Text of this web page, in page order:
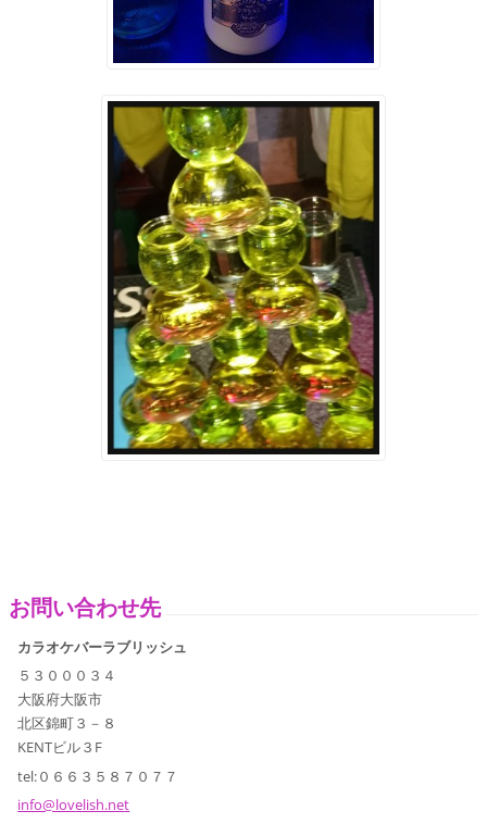
お問い合わせ先
カラオケバーラブリッシュ
５３０００３４
大阪府大阪市
北区錦町３－８
KENTビル３F
tel:０６６３５８７０７７
info@lovelish.net